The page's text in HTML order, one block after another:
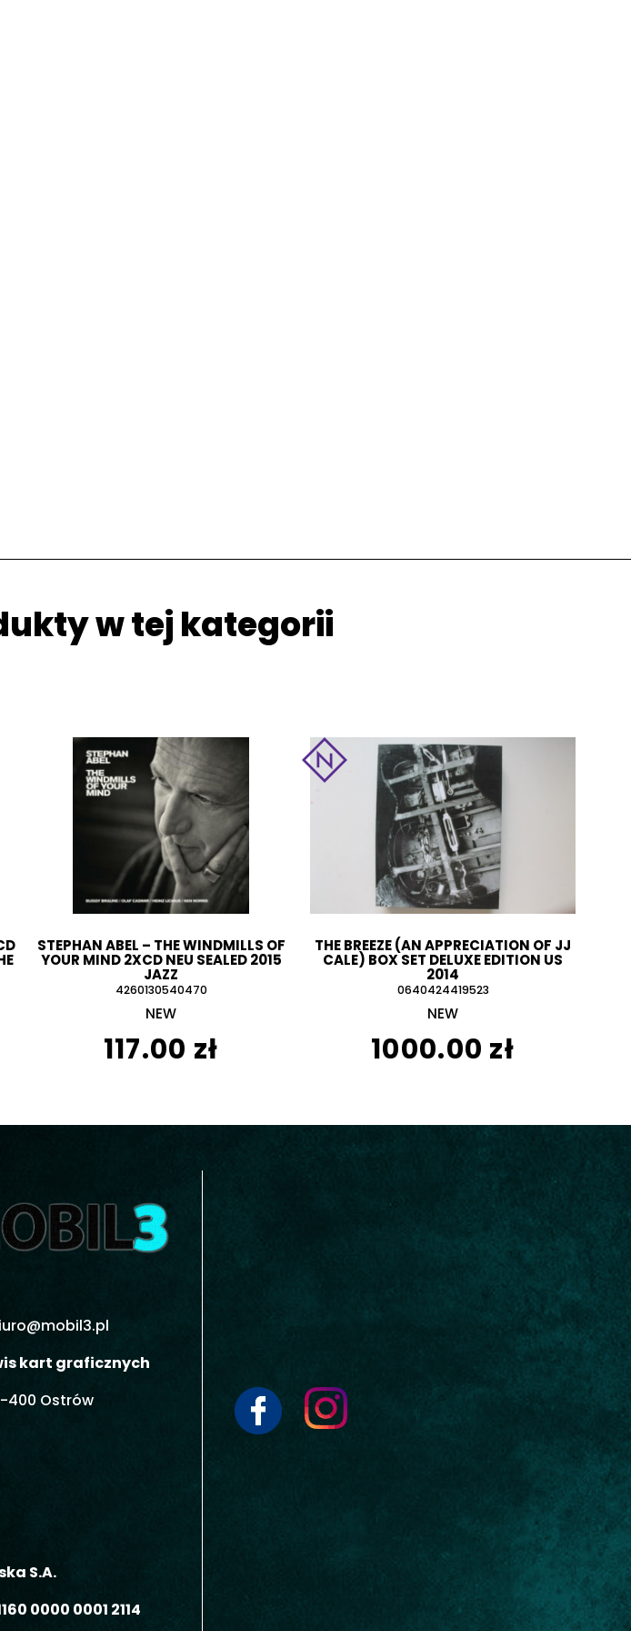
w tej kategorii
STEPHAN ABEL ‎– THE WINDMILLS OF
YOUR MIND 2XCD NEU SEALED 2015
JAZZ
4260130540470
NEW
117.00 zł
THE BREEZE (AN APPRECIATION OF JJ
CALE) BOX SET DELUXE EDITION US
2014
0640424419523
NEW
1000.00 zł
kart graficznych
400 Ostrów
S.A.
0000 0001 2114